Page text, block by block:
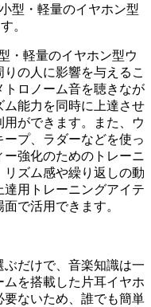
型・軽量のイヤホン型
。
・軽量のイヤホン型ウ
の人に影響を与えるこ
トロノーム音を聴きなが
ム能力を同時に上達させ
ができます。また、ウ
プ、ラダーなどを使っ
強化のためのトレーニ
ズム感や繰り返しの動
用トレーニングアイテ
で活用できます。
だけで、音楽知識は一
を搭載した片耳イヤホ
要ないため、誰でも簡単